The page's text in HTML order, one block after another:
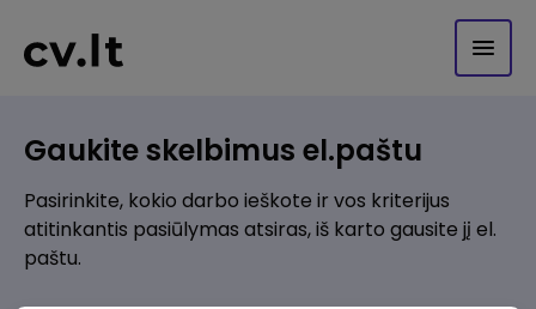
Gaukite skelbimus el.paštu
Pasirinkite, kokio darbo ieškote ir vos kriterijus
atitinkantis pasiūlymas atsiras, iš karto gausite jį el.
paštu.